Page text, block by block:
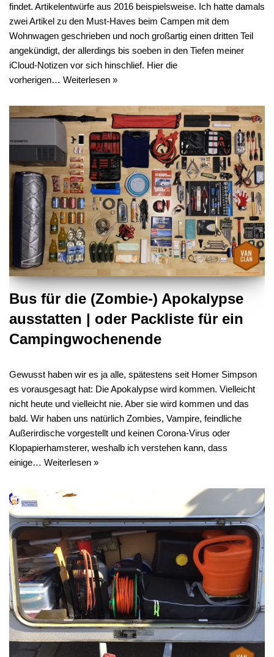
findet. Artikelentwürfe aus 2016 beispielsweise. Ich hatte damals
zwei Artikel zu den Must-Haves beim Campen mit dem
Wohnwagen geschrieben und noch großartig einen dritten Teil
angekündigt, der allerdings bis soeben in den Tiefen meiner
iCloud-Notizen vor sich hinschlief. Hier die
vorherigen… Weiterlesen »
Bus für die (Zombie-) Apokalypse
ausstatten | oder Packliste für ein
Campingwochenende
Gewusst haben wir es ja alle, spätestens seit Homer Simpson
es vorausgesagt hat: Die Apokalypse wird kommen. Vielleicht
nicht heute und vielleicht nie. Aber sie wird kommen und das
bald. Wir haben uns natürlich Zombies, Vampire, feindliche
Außerirdische vorgestellt und keinen Corona-Virus oder
Klopapierhamsterer, weshalb ich verstehen kann, dass
einige… Weiterlesen »